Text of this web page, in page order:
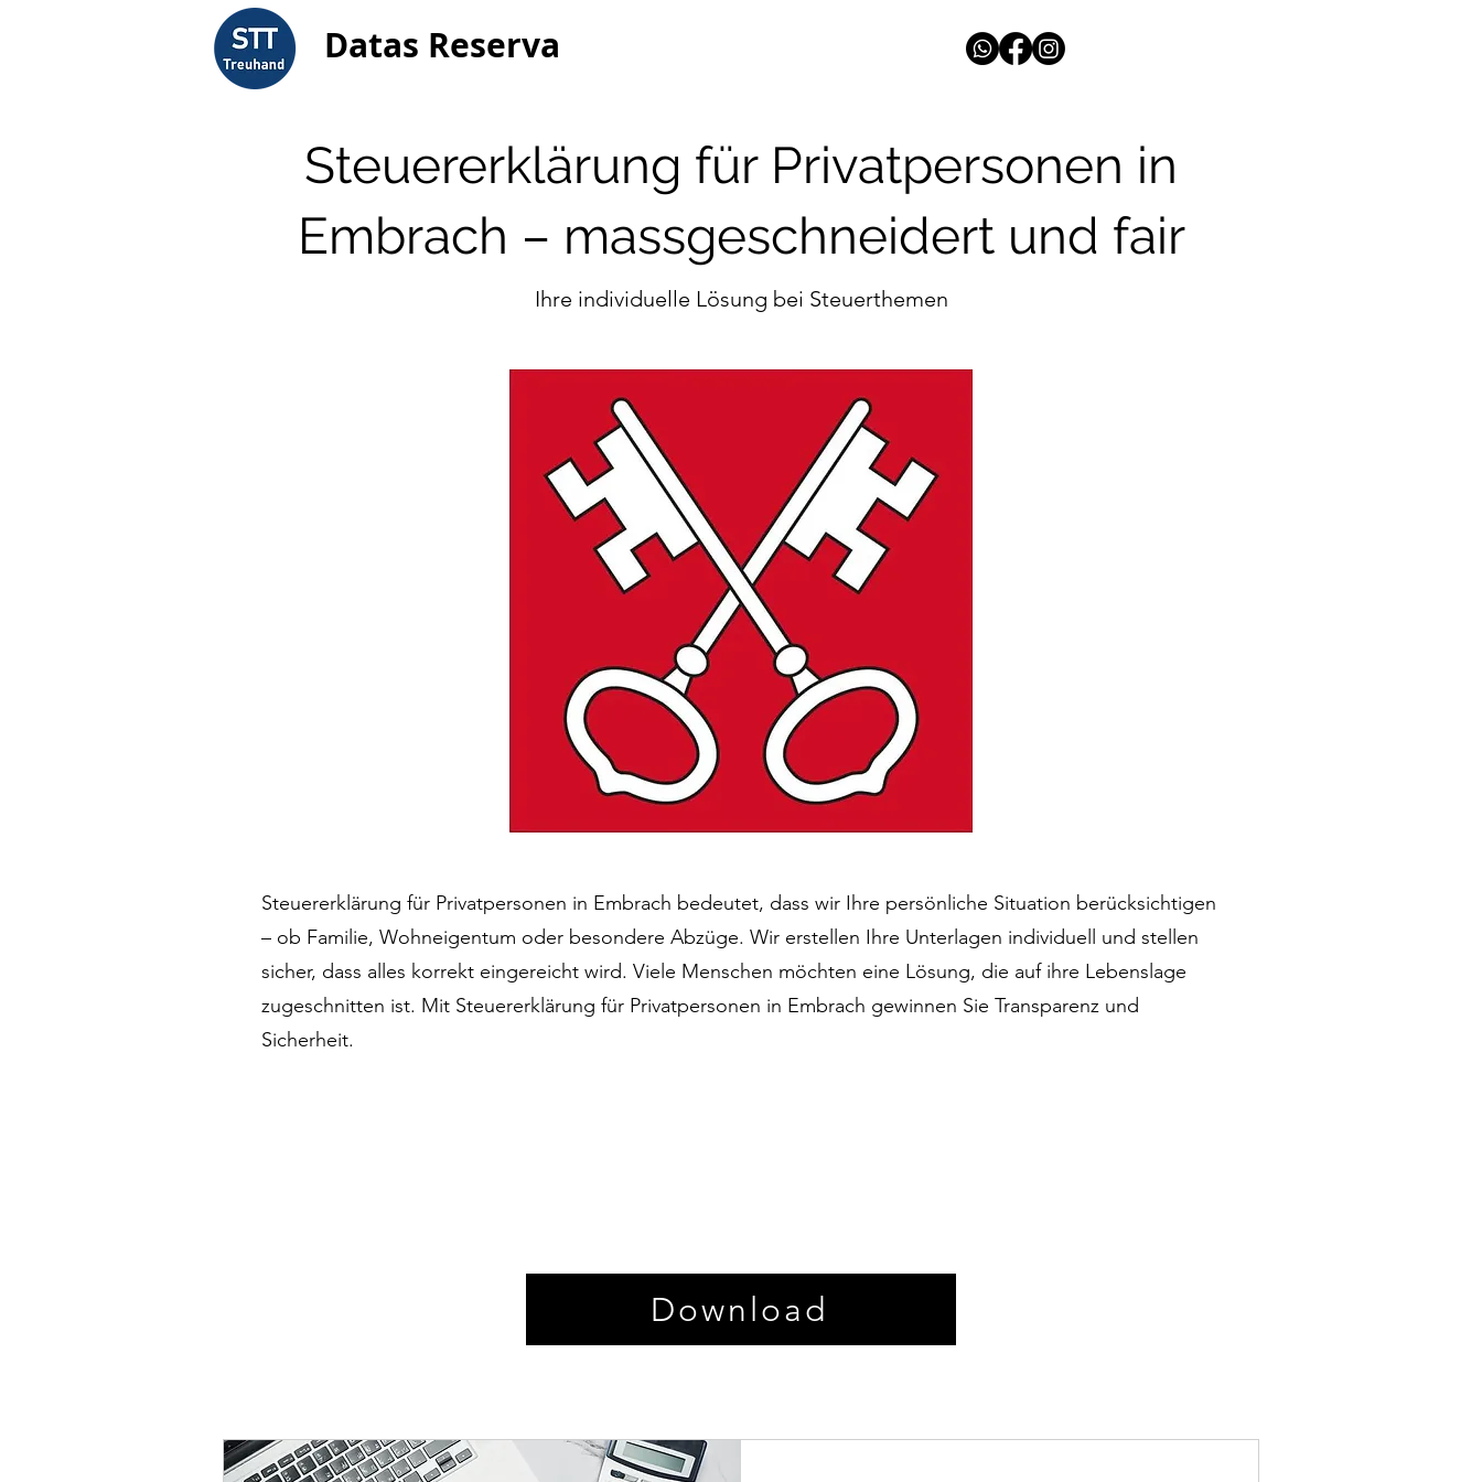
Datas Reserva
Steuererklärung für Privatpersonen in
Embrach – massgeschneidert und fair
Ihre individuelle Lösung bei Steuerthemen
Steuererklärung für Privatpersonen in Embrach bedeutet, dass wir Ihre persönliche Situation berücksichtigen
– ob Familie, Wohneigentum oder besondere Abzüge. Wir erstellen Ihre Unterlagen individuell und stellen
sicher, dass alles korrekt eingereicht wird. Viele Menschen möchten eine Lösung, die auf ihre Lebenslage
zugeschnitten ist. Mit Steuererklärung für Privatpersonen in Embrach gewinnen Sie Transparenz und
Sicherheit.
Download